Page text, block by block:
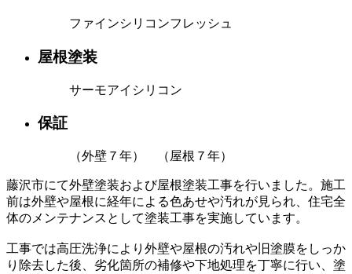
ファインシリコンフレッシュ
屋根塗装
サーモアイシリコン
保証
（外壁７年） （屋根７年）
藤沢市にて外壁塗装および屋根塗装工事を行いました。施工
前は外壁や屋根に経年による色あせや汚れが見られ、住宅全
体のメンテナンスとして塗装工事を実施しています。
工事では高圧洗浄により外壁や屋根の汚れや旧塗膜をしっか
り除去した後、劣化箇所の補修や下地処理を丁寧に行い、塗